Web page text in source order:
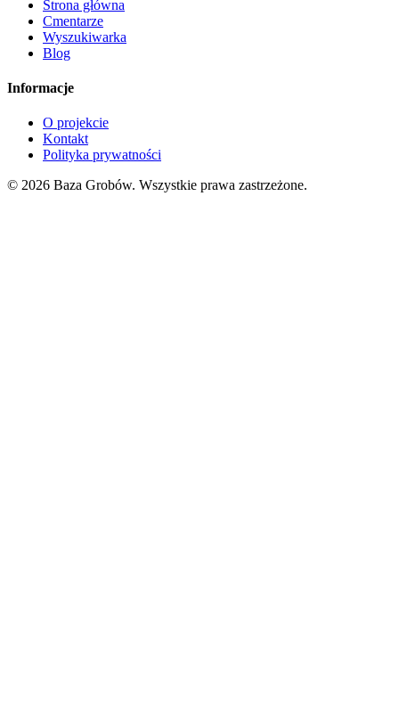
Strona główna
Cmentarze
Wyszukiwarka
Blog
Informacje
O projekcie
Kontakt
Polityka prywatności
© 2026 Baza Grobów. Wszystkie prawa zastrzeżone.